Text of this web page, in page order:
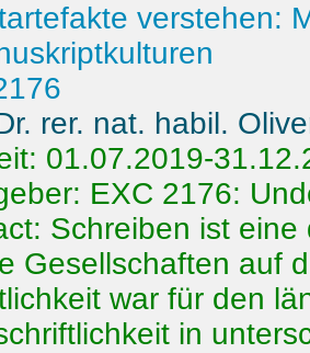
verstehen:
rer. nat. habil.
01.07.2019-
EXC 2176:
Schreiben ist
Gesellschaften auf
war für den
in